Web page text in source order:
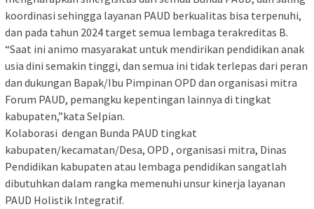
koordinasi sehingga layanan PAUD berkualitas bisa terpenuhi,
dan pada tahun 2024 target semua lembaga terakreditas B.
“Saat ini animo masyarakat untuk mendirikan pendidikan anak
usia dini semakin tinggi, dan semua ini tidak terlepas dari peran
dan dukungan Bapak/Ibu Pimpinan OPD dan organisasi mitra
Forum PAUD, pemangku kepentingan lainnya di tingkat
kabupaten,”kata Selpian.
Kolaborasi dengan Bunda PAUD tingkat
kabupaten/kecamatan/Desa, OPD , organisasi mitra, Dinas
Pendidikan kabupaten atau lembaga pendidikan sangatlah
dibutuhkan dalam rangka memenuhi unsur kinerja layanan
PAUD Holistik Integratif.